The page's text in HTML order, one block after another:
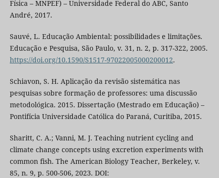
Física – MNPEF) – Universidade Federal do ABC, Santo
André, 2017.
Sauvé, L. Educação Ambiental: possibilidades e limitações.
Educação e Pesquisa, São Paulo, v. 31, n. 2, p. 317-322, 2005.
https://doi.org/10.1590/S1517-97022005000200012.
Schiavon, S. H. Aplicação da revisão sistemática nas
pesquisas sobre formação de professores: uma discussão
metodológica. 2015. Dissertação (Mestrado em Educação) –
Pontifícia Universidade Católica do Paraná, Curitiba, 2015.
Sharitt, C. A.; Vanni, M. J. Teaching nutrient cycling and
climate change concepts using excretion experiments with
common fish. The American Biology Teacher, Berkeley, v.
85, n. 9, p. 500-506, 2023. DOI: